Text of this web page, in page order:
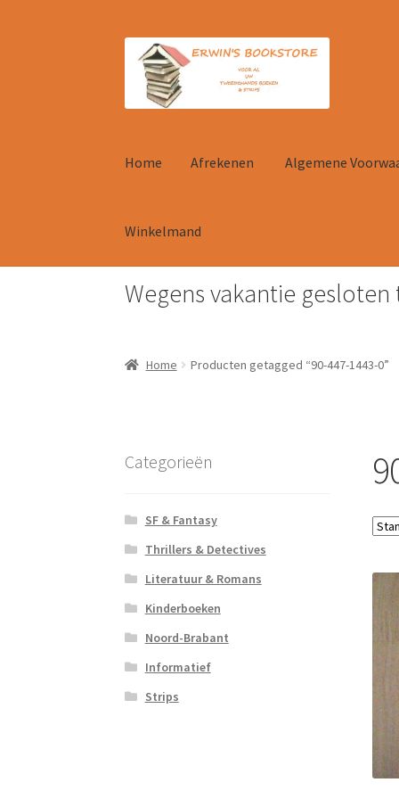
door
naar
navigatie
naar
inhoud
Home Afrekenen Algemene
Winkelmand
HomeAfrekenenAlgemene Voorwaarden
Wegens vakantie
Home Producten getagged “90-447-1443-0”
Categorieën
SF & Fantasy
Thrillers & Detectives
Literatuur & Romans
Kinderboeken
Noord-Brabant
Informatief
Strips